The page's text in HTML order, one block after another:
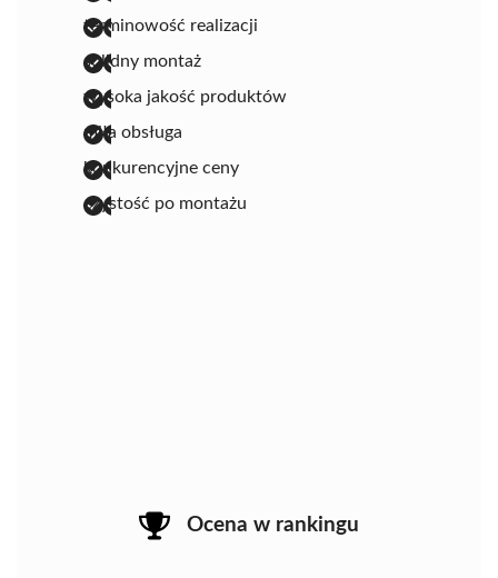
terminowość realizacji
solidny montaż
wysoka jakość produktów
miła obsługa
konkurencyjne ceny
czystość po montażu
Ocena w rankingu